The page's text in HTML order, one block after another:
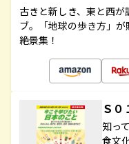
古きと新しき、東と西
ブ。「地球の歩き方」
絶景集！
Ｓ
知っ
食文